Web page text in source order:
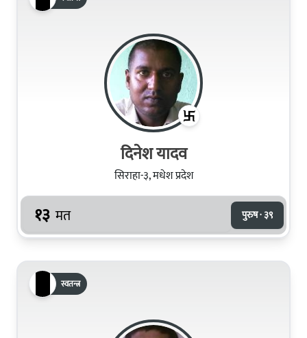
दिनेश यादव
सिराहा-३, मधेश प्रदेश
१३ मत पुरुष · ३९
स्वतन्त्र